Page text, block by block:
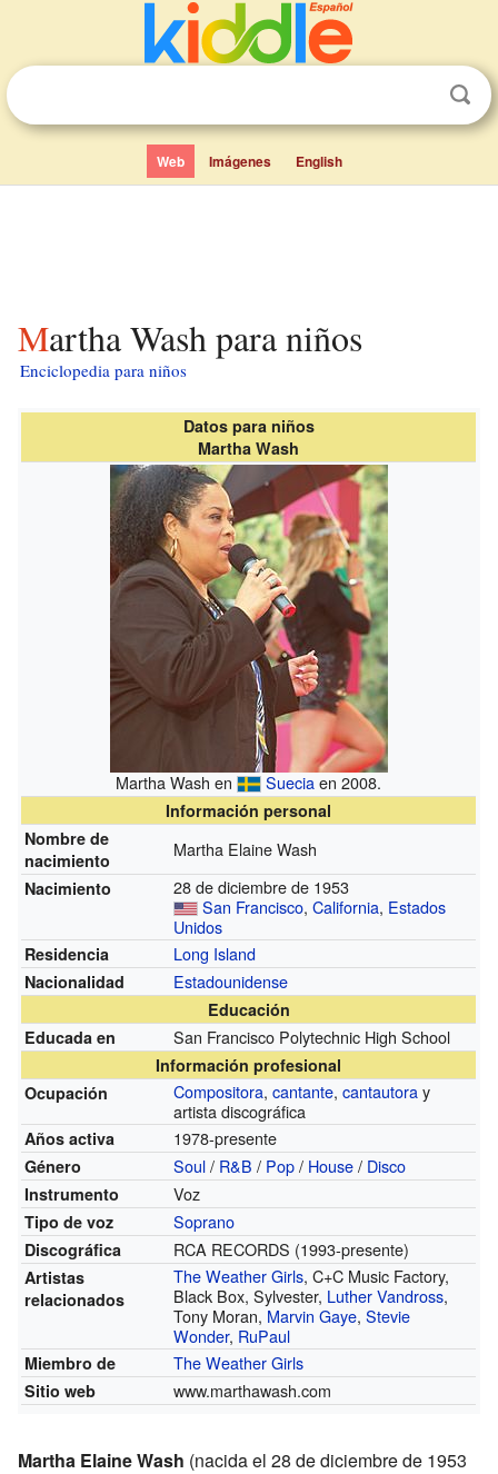
Web Imágenes English
Martha Wash para niños
Enciclopedia para niños
Datos para niños
Martha Wash
Martha Wash en Sueciaen 2008.
Información personal
Nombre de
nacimiento
Martha Elaine Wash
Nacimiento
28 de diciembre de 1953
San Francisco,California, Estados
Unidos
Residencia Long Island
Nacionalidad Estadounidense
Educación
Educada en
San Francisco Polytechnic High School
Información profesional
Ocupación
Compositora,cantante,cantautoray
artista discográfica
Años activa 1978-presente
Género Soul/ R&B / Pop/ House/ Disco
Instrumento Voz
Tipo de voz Soprano
Discográfica RCA RECORDS (1993-presente)
Artistas
relacionados
The Weather Girls, C+C Music Factory,
Black Box, Sylvester, Luther Vandross,
Tony Moran,Marvin Gaye,Stevie
Wonder, RuPaul
Miembro de The Weather Girls
Sitio web www.marthawash.com
Martha Elaine Wash (nacida el 28 de diciembre de 1953